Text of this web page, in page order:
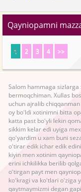
Qayniopamni
1 2 3 4 >>
Salom hammaga sizlarga
bermoqchiman. Xullas
uchun ajralib
oy boʻldi xotinimni bitta
katta past boʻyli lekin
sikkim kelar edi uyiga
qoʻyardim u xam buni
oʻtirar edik ichar edik
kiyin men xotinim
erini ichkilikka berilib
oʻtirgan payt men
koʻkragi va koʻtlari
qaytmaymizmi degan